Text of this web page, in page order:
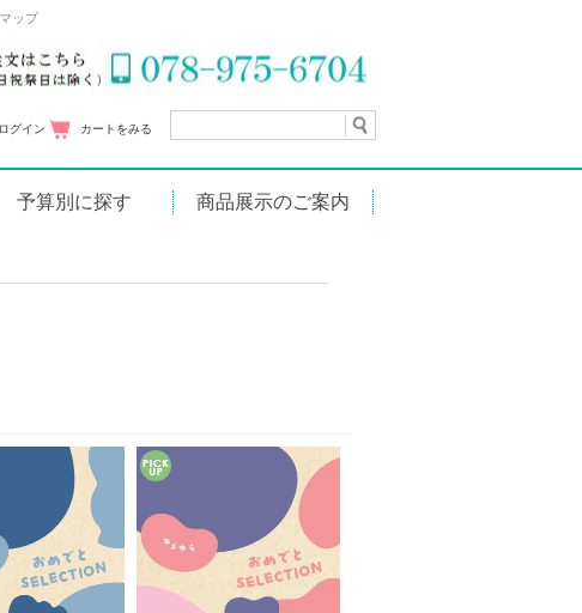
ップ
グイン カートをみる
予算別に探す
商品展示のご案内